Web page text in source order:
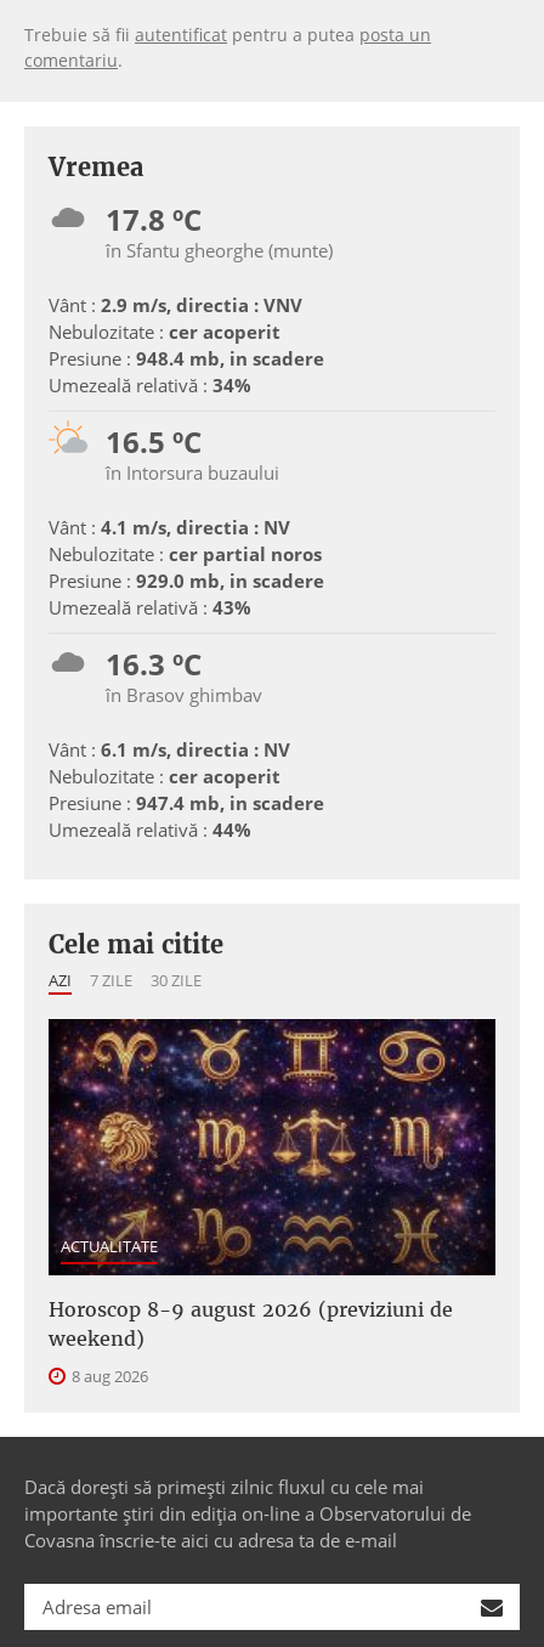
Trebuie să fii autentificat pentru a putea posta un
comentariu.
Vremea
17.8 ºC
în Sfantu gheorghe (munte)
Vânt : 2.9 m/s, directia : VNV
Nebulozitate : cer acoperit
Presiune : 948.4 mb, in scadere
Umezeală relativă : 34%
16.5 ºC
în Intorsura buzaului
Vânt : 4.1 m/s, directia : NV
Nebulozitate : cer partial noros
Presiune : 929.0 mb, in scadere
Umezeală relativă : 43%
16.3 ºC
în Brasov ghimbav
Vânt : 6.1 m/s, directia : NV
Nebulozitate : cer acoperit
Presiune : 947.4 mb, in scadere
Umezeală relativă : 44%
Cele mai citite
AZI 7 ZILE 30 ZILE
ACTUALITATE
Horoscop 8-9 august 2026 (previziuni de
weekend)
8 aug 2026
Dacă dorești să primești zilnic fluxul cu cele mai
importante știri din ediția on-line a Observatorului de
Covasna înscrie-te aici cu adresa ta de e-mail